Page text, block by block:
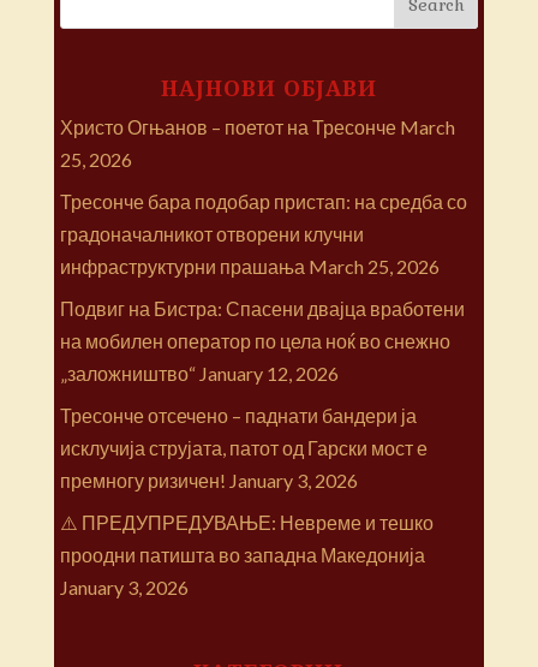
НАЈНОВИ ОБЈАВИ
Христо Огњанов – поетот на Тресонче March
25, 2026
Тресонче бара подобар пристап: на средба со
градоначалникот отворени клучни
инфраструктурни прашања March 25, 2026
Подвиг на Бистра: Спасени двајца вработени
на мобилен оператор по цела ноќ во снежно
„заложништво“ January 12, 2026
Тресонче отсечено – паднати бандери ја
исклучија струјата, патот од Гарски мост е
премногу ризичен! January 3, 2026
⚠️ ПРЕДУПРЕДУВАЊЕ: Невреме и тешко
проодни патишта во западна Македонија
January 3, 2026